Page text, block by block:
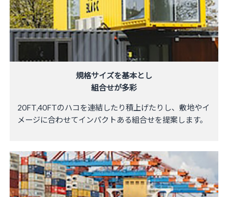
規格サイズを基本とし
​組合せが多彩
20FT,40FTのハコを連結したり積上げたりし、敷地やイ
メージに合わせてインパクトある組合せを​提案します。